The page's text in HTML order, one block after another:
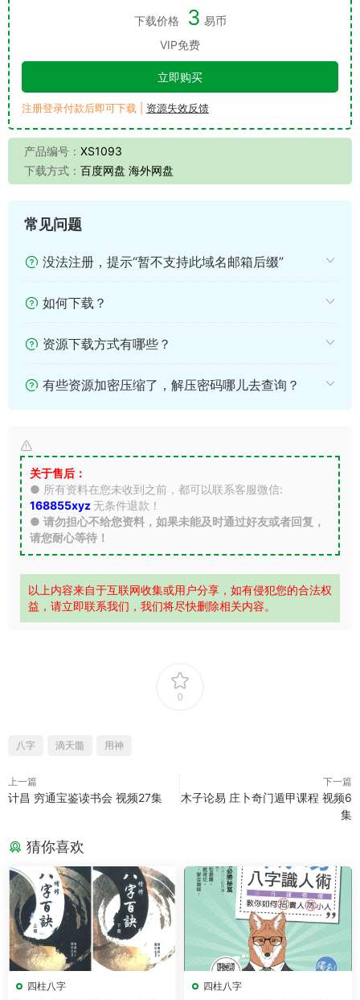
下载价格 3 易币
VIP免费
立即购买
注册登录付款后即可下载 | 资源失效反馈
产品编号： XS1093
下载方式： 百度网盘 海外网盘
常见问题
没法注册，提示“暂不支持此域名邮箱后缀”
如何下载？
资源下载方式有哪些？
有些资源加密压缩了，解压密码哪儿去查询？
关于售后：
● 所有资料在您未收到之前，都可以联系客服微信:
168855xyz 无条件退款！
● 请勿担心不给您资料，如果未能及时通过好友或者回复，
请您耐心等待！
以上内容来自于互联网收集或用户分享，如有侵犯您的合法权
益，请立即联系我们，我们将尽快删除相关内容。
0
八字 滴天髓 用神
上一篇
计昌 穷通宝鉴读书会 视频27集
下一篇
木子论易 庄卜奇门遁甲课程 视频6
集
猜你喜欢
四柱八字
四柱八字